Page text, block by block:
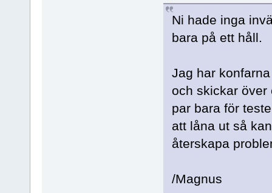
Ni hade inga
bara på ett håll.
Jag har
och skickar över
par bara för
att låna ut så
återskapa
/Magnus